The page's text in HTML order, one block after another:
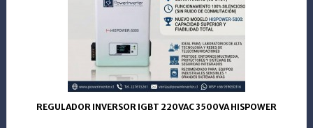
REGULADOR INVERSOR IGBT 220VAC 3500VA HISPOWER